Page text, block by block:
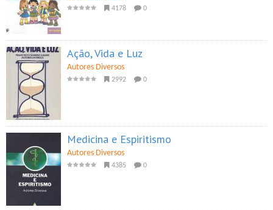
4178 0
Ação, Vida e Luz
Autores Diversos
2992 0
Medicina e Espiritismo
Autores Diversos
4385 0